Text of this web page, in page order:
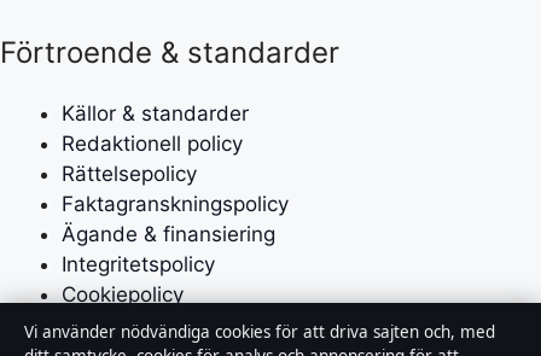
Förtroende & standarder
Källor & standarder
Redaktionell policy
Rättelsepolicy
Faktagranskningspolicy
Ägande & finansiering
Integritetspolicy
Cookiepolicy
Vi använder nödvändiga cookies för att driva sajten och, med